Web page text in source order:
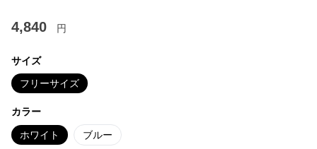
4,840 円
サイズ
フリーサイズ
カラー
ホワイト ブルー